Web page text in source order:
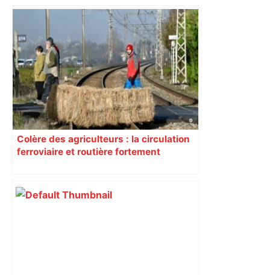
Colère des agriculteurs : la circulation
ferroviaire et routière fortement